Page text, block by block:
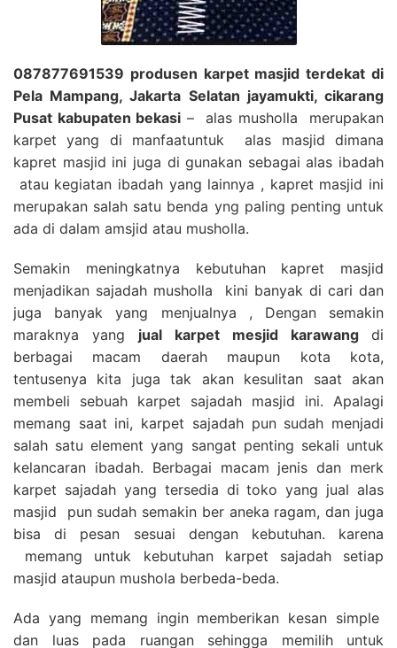
087877691539 produsen karpet masjid terdekat di
Pela Mampang, Jakarta Selatan jayamukti, cikarang
Pusat kabupaten bekasi – alas musholla merupakan
karpet yang di manfaatuntuk alas masjid dimana
kapret masjid ini juga di gunakan sebagai alas ibadah
atau kegiatan ibadah yang lainnya , kapret masjid ini
merupakan salah satu benda yng paling penting untuk
ada di dalam amsjid atau musholla.
Semakin meningkatnya kebutuhan kapret masjid
menjadikan sajadah musholla kini banyak di cari dan
juga banyak yang menjualnya , Dengan semakin
maraknya yang jual karpet mesjid karawang di
berbagai macam daerah maupun kota kota,
tentusenya kita juga tak akan kesulitan saat akan
membeli sebuah karpet sajadah masjid ini. Apalagi
memang saat ini, karpet sajadah pun sudah menjadi
salah satu element yang sangat penting sekali untuk
kelancaran ibadah. Berbagai macam jenis dan merk
karpet sajadah yang tersedia di toko yang jual alas
masjid pun sudah semakin ber aneka ragam, dan juga
bisa di pesan sesuai dengan kebutuhan. karena
memang untuk kebutuhan karpet sajadah setiap
masjid ataupun mushola berbeda-beda.
Ada yang memang ingin memberikan kesan simple
dan luas pada ruangan sehingga memilih untuk